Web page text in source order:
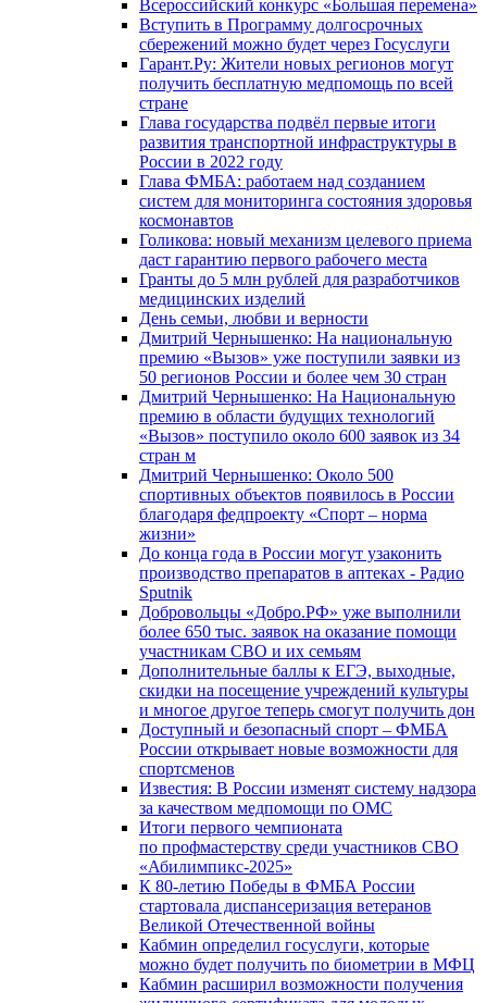
Всероссийский конкурс «Большая перемена»
Вступить в Программу долгосрочных
сбережений можно будет через Госуслуги
Гарант.Ру: Жители новых регионов могут
получить бесплатную медпомощь по всей
стране
Глава государства подвёл первые итоги
развития транспортной инфраструктуры в
России в 2022 году
Глава ФМБА: работаем над созданием
систем для мониторинга состояния здоровья
космонавтов
Голикова: новый механизм целевого приема
даст гарантию первого рабочего места
Гранты до 5 млн рублей для разработчиков
медицинских изделий
День семьи, любви и верности
Дмитрий Чернышенко: На национальную
премию «Вызов» уже поступили заявки из
50 регионов России и более чем 30 стран
Дмитрий Чернышенко: На Национальную
премию в области будущих технологий
«Вызов» поступило около 600 заявок из 34
стран м
Дмитрий Чернышенко: Около 500
спортивных объектов появилось в России
благодаря федпроекту «Спорт – норма
жизни»
До конца года в России могут узаконить
производство препаратов в аптеках - Радио
Sputnik
Добровольцы «Добро.РФ» уже выполнили
более 650 тыс. заявок на оказание помощи
участникам СВО и их семьям
Дополнительные баллы к ЕГЭ, выходные,
скидки на посещение учреждений культуры
и многое другое теперь смогут получить дон
Доступный и безопасный спорт – ФМБА
России открывает новые возможности для
спортсменов
Известия: В России изменят систему надзора
за качеством медпомощи по ОМС
Итоги первого чемпионата
по профмастерству среди участников СВО
«Абилимпикс-2025»
К 80-летию Победы в ФМБА России
стартовала диспансеризация ветеранов
Великой Отечественной войны
Кабмин определил госуслуги, которые
можно будет получить по биометрии в МФЦ
Кабмин расширил возможности получения